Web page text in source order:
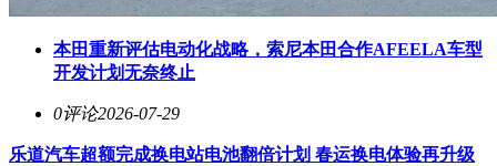
本田重新评估电动化战略，索尼本田合作AFEELA车型
开发计划无奈终止
0评论2026-07-29
乐道汽车超额完成换电站电池翻倍计划 春运换电体验再升级